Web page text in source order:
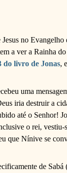
Jesus no
a ver a Rainha
do livro de Jonas,
uma
iria destruir a
até o Senhor!
o rei, vestiu-
que Nínive se
de